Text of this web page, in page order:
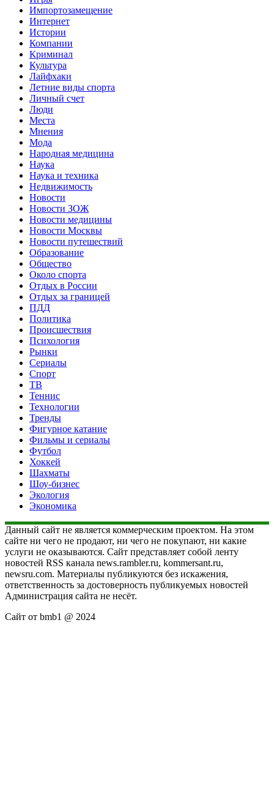
Импортозамещение
Интернет
Истории
Компании
Криминал
Культура
Лайфхаки
Летние виды спорта
Личный счет
Люди
Места
Мнения
Мода
Народная медицина
Наука
Наука и техника
Недвижимость
Новости
Новости ЗОЖ
Новости медицины
Новости Москвы
Новости путешествий
Образование
Общество
Около спорта
Отдых в России
Отдых за границей
ПДД
Политика
Происшествия
Психология
Рынки
Сериалы
Спорт
ТВ
Теннис
Технологии
Тренды
Фигурное катание
Фильмы и сериалы
Футбол
Хоккей
Шахматы
Шоу-бизнес
Экология
Экономика
Данный сайт не является коммерческим проектом. На этом
сайте ни чего не продают, ни чего не покупают, ни какие
услуги не оказываются. Сайт представляет собой ленту
новостей RSS канала news.rambler.ru, kommersant.ru,
newsru.com. Материалы публикуются без искажения,
ответственность за достоверность публикуемых новостей
Администрация сайта не несёт.
Сайт от bmb1 @ 2024